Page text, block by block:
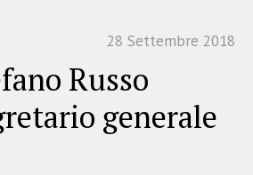
28 Settembre 2018
Russo
generale